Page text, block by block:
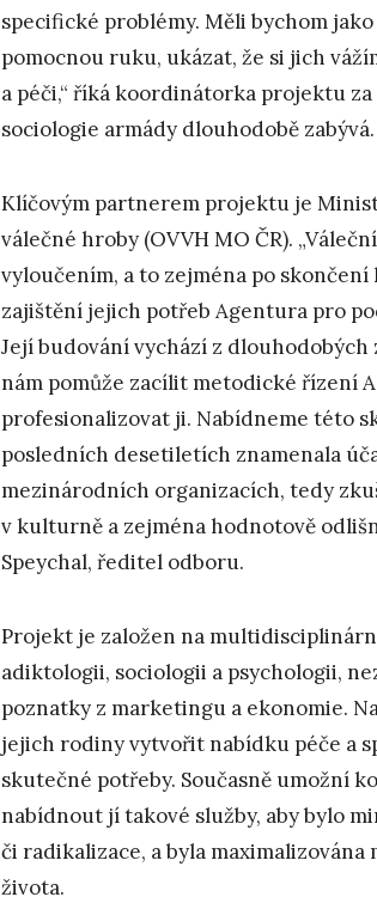
specifické problémy. Měli bychom
pomocnou ruku, ukázat, že si jich
a péči,“ říká koordinátorka projektu
sociologie armády dlouhodobě zabývá.
Klíčovým partnerem projektu je
válečné hroby (OVVH MO ČR).
vyloučením, a to zejména po
zajištění jejich potřeb Agentura pro
Její budování vychází z
nám pomůže zacílit metodické řízení
profesionalizovat ji. Nabídneme této
posledních desetiletích znamenala
mezinárodních organizacích, tedy
v kulturně a zejména hodnotově
Speychal, ředitel odboru.
Projekt je založen na
adiktologii, sociologii a psychologii,
poznatky z marketingu a ekonomie.
jejich rodiny vytvořit nabídku péče a
skutečné potřeby. Současně umožní
nabídnout jí takové služby, aby bylo
či radikalizace, a byla
života.